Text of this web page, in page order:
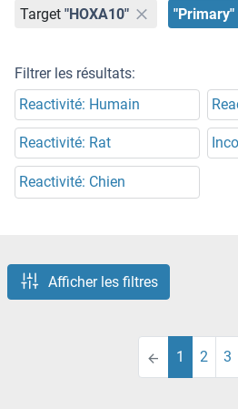
Target "HOXA10" "Primary"
Filtrer les résultats:
Reactivité: Humain
Reactivité: Rat
Reactivité: Chien
Afficher les filtres
1 2 3